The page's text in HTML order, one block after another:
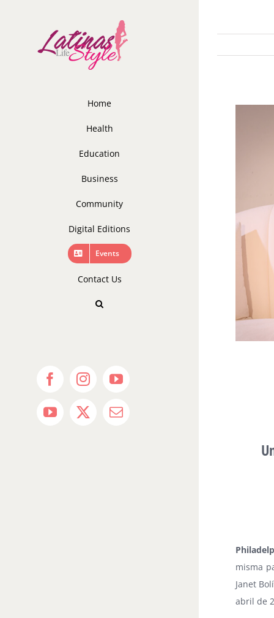
Home
Health
Education
Business
Community
Digital Editions
Events
Contact Us
FacebookInstagramYouTube
YouTube
X Email
misma
Janet
abril de